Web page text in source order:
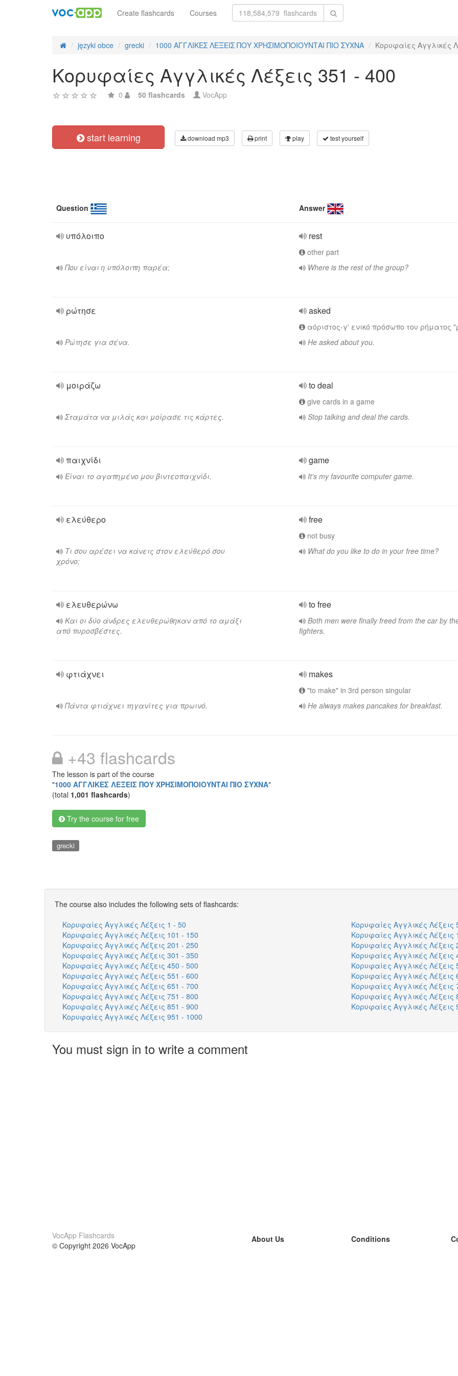
Create flashcards Courses
języki obce grecki 1000 ΑΓΓΛΙΚΕΣ ΛΕΞΕΙΣ ΠΟΥ ΧΡΗΣΙΜΟΠΟΙΟΥΝΤΑΙ ΠΙΟ ΣΥΧΝΑ Κορυφαίες Αγγλικές
Κορυφαίες Αγγλικές Λέξεις 351 - 400
0 50 flashcards VocApp
start learning download mp3 print play test yourself
Question Answer
υπόλοιπο
Που είναι η υπόλοιπη παρέα;
rest
other part
Where is the rest of the group?
ρώτησε
Ρώτησε για σένα.
asked
αόριστος-γ' ενικό πρόσωπο του ρήματος
He asked about you.
μοιράζω
Σταμάτα να μιλάς και μοίρασε τις κάρτες.
to deal
give cards in a game
Stop talking and deal the cards.
παιχνίδι
Είναι το αγαπημένο μου βιντεοπαιχνίδι.
game
It's my favourite computer game.
ελεύθερο
Τι σου αρέσει να κάνεις στον ελεύθερό σου
χρόνο;
free
not busy
What do you like to do in your free time?
ελευθερώνω
Και οι δύο άνδρες ελευθερώθηκαν από το αμάξι
από πυροσβέστες.
to free
Both men were finally freed from the car by
fighters.
φτιάχνει
Πάντα φτιάχνει τηγανίτες για πρωινό.
makes
"to make" in 3rd person singular
He always makes pancakes for breakfast.
+43 flashcards
The lesson is part of the course
"1000 ΑΓΓΛΙΚΕΣ ΛΕΞΕΙΣ ΠΟΥ ΧΡΗΣΙΜΟΠΟΙΟΥΝΤΑΙ ΠΙΟ ΣΥΧΝΑ"
(total 1,001 flashcards)
Try the course for free
grecki
The course also includes the following sets of flashcards:
Κορυφαίες Αγγλικές Λέξεις 1 - 50
Κορυφαίες Αγγλικές Λέξεις
Κορυφαίες Αγγλικές Λέξεις 101 - 150
Κορυφαίες Αγγλικές Λέξεις
Κορυφαίες Αγγλικές Λέξεις 201 - 250
Κορυφαίες Αγγλικές Λέξεις
Κορυφαίες Αγγλικές Λέξεις 301 - 350
Κορυφαίες Αγγλικές Λέξεις
Κορυφαίες Αγγλικές Λέξεις 450 - 500
Κορυφαίες Αγγλικές Λέξεις
Κορυφαίες Αγγλικές Λέξεις 551 - 600
Κορυφαίες Αγγλικές Λέξεις
Κορυφαίες Αγγλικές Λέξεις 651 - 700
Κορυφαίες Αγγλικές Λέξεις
Κορυφαίες Αγγλικές Λέξεις 751 - 800
Κορυφαίες Αγγλικές Λέξεις
Κορυφαίες Αγγλικές Λέξεις 851 - 900
Κορυφαίες Αγγλικές Λέξεις
Κορυφαίες Αγγλικές Λέξεις 951 - 1000
You must sign in to write a comment
VocApp Flashcards
© Copyright 2026 VocApp
About Us
Conditions